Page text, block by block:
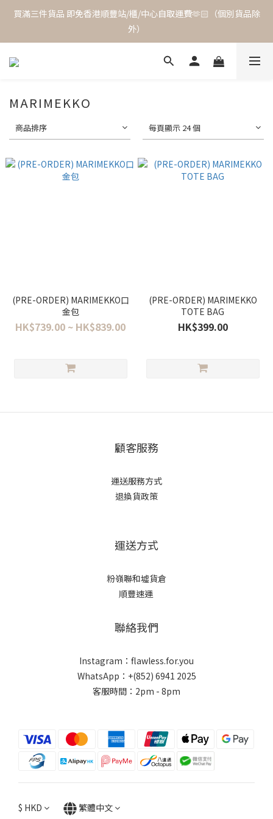
買滿三件貨品 即免香港順豐站/櫃/中心自取運費🫶🏻（個別貨品除
外）
MARIMEKKO
商品排序 每頁顯示 24 個
(PRE-ORDER) MARIMEKKO口
金包
HK$739.00 ~ HK$839.00
(PRE-ORDER) MARIMEKKO
TOTE BAG
HK$399.00
顧客服務
運送服務方式
退換貨政策
運送方式
粉嶺聯和墟貨倉
順豐速運
聯絡我們
Instagram：flawless.for.you
WhatsApp：+(852) 6941 2025
客服時間：2pm - 8pm
$ HKD 繁體中文